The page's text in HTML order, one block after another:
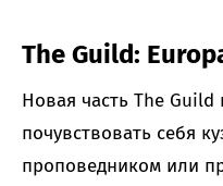
The Guild:
Новая часть The Guild
почувствовать себя
проповедником или